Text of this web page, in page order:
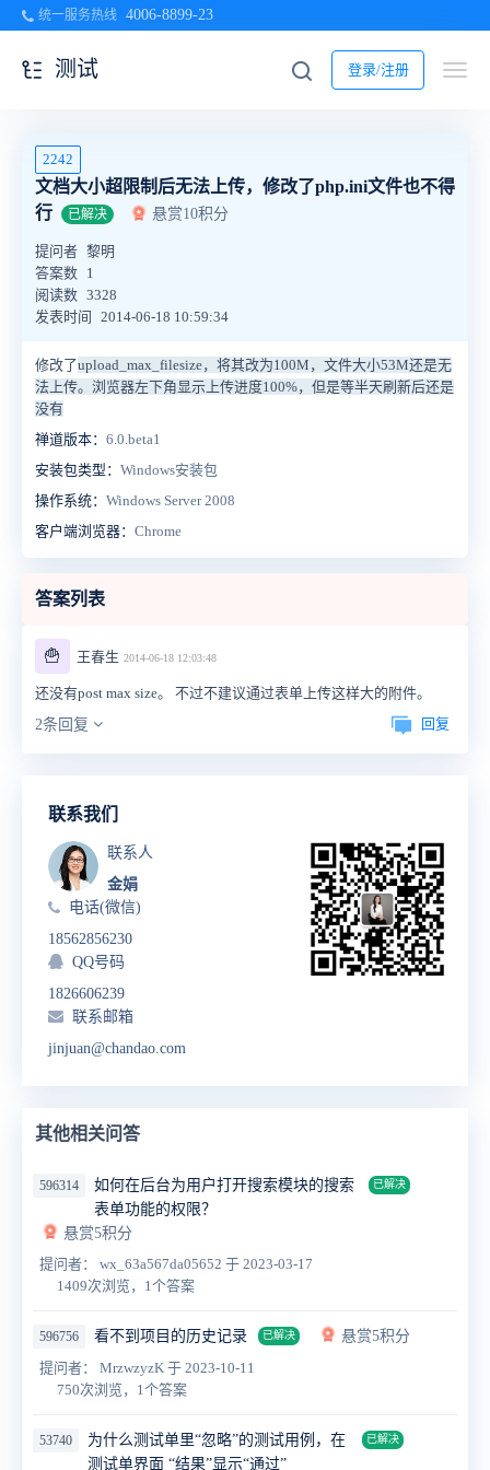
统一服务热线 4006-8899-23
登录/注册
测试
2242
文档大小超限制后无法上传，修改了php.ini文件也不得
行
已解决 悬赏10积分
提问者 黎明
答案数 1
阅读数 3328
发表时间
2014-06-18 10:59:34
修改了upload_max_filesize，将其改为100M，文件大小53M还是无
法上传。浏览器左下角显示上传进度100%，但是等半天刷新后还是
没有
禅道版本： 6.0.beta1
安装包类型： Windows安装包
操作系统： Windows Server 2008
客户端浏览器： Chrome
答案列表
🍟 王春生 2014-06-18 12:03:48
还没有post max size。 不过不建议通过表单上传这样大的附件。
2条回复
回复
联系我们
联系人
金娟
电话(微信)
18562856230
QQ号码
1826606239
联系邮箱
jinjuan@chandao.com
其他相关问答
596314
如何在后台为用户打开搜索模块的搜索
表单功能的权限？
已解决
悬赏5积分
提问者： wx_63a567da05652 于 2023-03-17
1409次浏览，1个答案
596756 看不到项目的历史记录 已解决
悬赏5积分
提问者： MrzwzyzK 于 2023-10-11
750次浏览，1个答案
53740
为什么测试单里“忽略”的测试用例，在
测试单界面 “结果”显示“通过”
已解决